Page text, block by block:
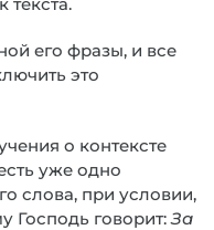
его фразы, и все
это
о контексте
уже одно
слова, при условии,
Господь говорит:За